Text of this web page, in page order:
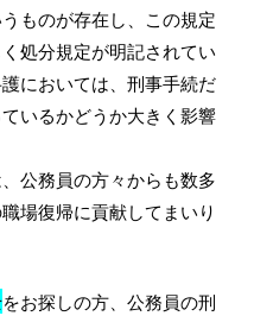
ものが存在し、この規定
処分規定が明記されてい
においては、刑事手続だ
いるかどうか大きく影響
公務員の方々からも数多
場復帰に貢献してまいり
をお探しの方、公務員の刑